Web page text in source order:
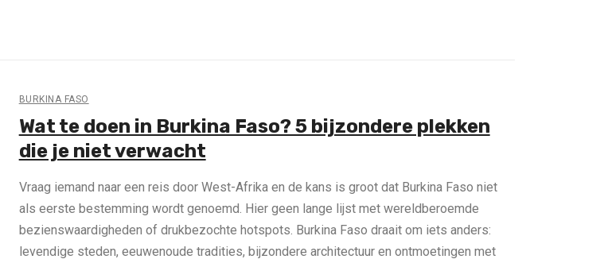
BURKINA FASO
Wat te doen in Burkina Faso? 5 bijzondere plekken
die je niet verwacht
Vraag iemand naar een reis door West-Afrika en de kans is groot dat Burkina Faso niet
als eerste bestemming wordt genoemd. Hier geen lange lijst met wereldberoemde
bezienswaardigheden of drukbezochte hotspots. Burkina Faso draait om iets anders:
levendige steden, eeuwenoude tradities, bijzondere architectuur en ontmoetingen met